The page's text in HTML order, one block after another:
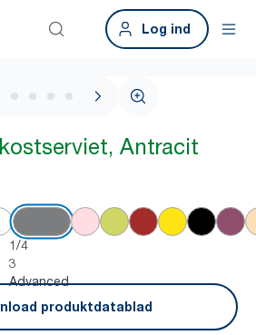
Log ind
1 / 6
Antracit
1/4
3
Advanced
produktdatablad